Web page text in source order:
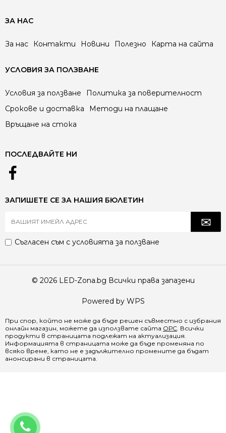
0888 065 970
ЗА НАС
За нас Контакти Новини Полезно Карта на сайта
УСЛОВИЯ ЗА ПОЛЗВАНЕ
Условия за ползване
Политика за поверителност
Срокове и доставка
Методи на плащане
Връщане на стока
ПОСЛЕДВАЙТЕ НИ
ЗАПИШЕТЕ СЕ ЗА НАШИЯ БЮЛЕТИН
Съгласен съм с условията за ползване
© 2026 LED-Zona.bg Всички права запазени
Powered by WPS
При спор, който не може да бъде решен съвместно с избрания
онлайн магазин, можете да използвате сайта ОРС . Всички
продукти в страницата подлежат на актуализация.
Информацията в страницата може да бъде променяна по
всяко време, като не е задължително промените да бъдат
анонсирани в страницата.